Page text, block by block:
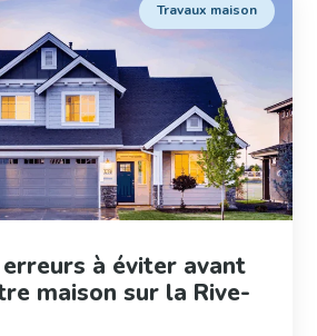
Travaux maison
à éviter avant
maison sur la Rive-